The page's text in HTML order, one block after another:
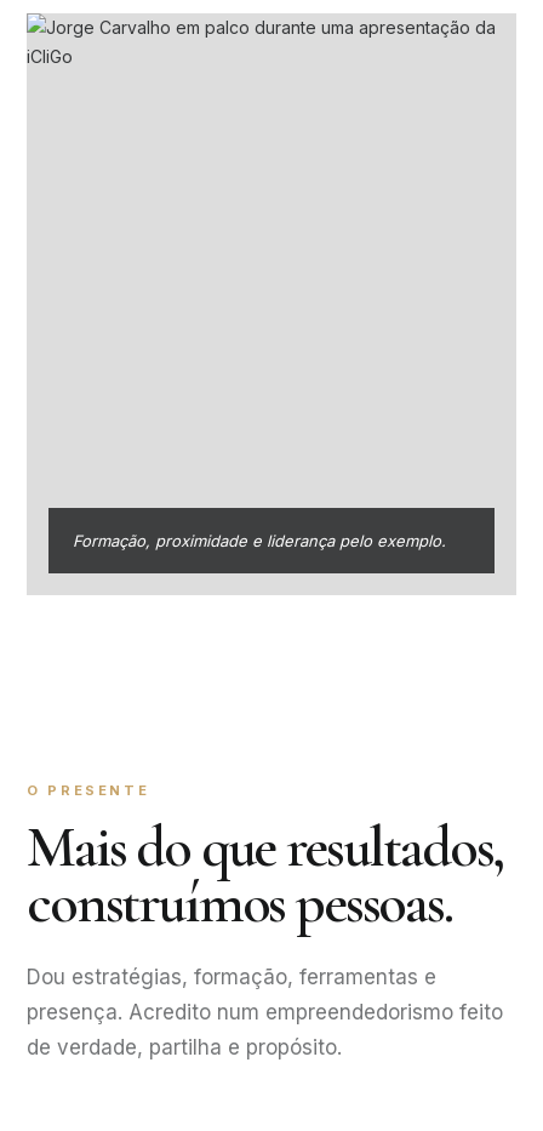
Formação, proximidade e liderança pelo exemplo.
O PRESENTE
Mais do que resultados,
construímos pessoas.
Dou estratégias, formação, ferramentas e
presença. Acredito num empreendedorismo feito
de verdade, partilha e propósito.